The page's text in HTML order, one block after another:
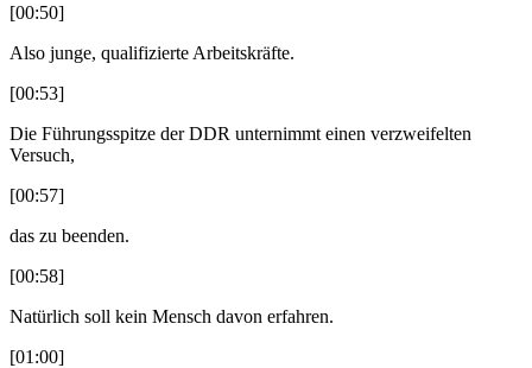
[00:50]
Also junge, qualifizierte Arbeitskräfte.
[00:53]
Die Führungsspitze der DDR unternimmt einen verzweifelten
Versuch,
[00:57]
das zu beenden.
[00:58]
Natürlich soll kein Mensch davon erfahren.
[01:00]